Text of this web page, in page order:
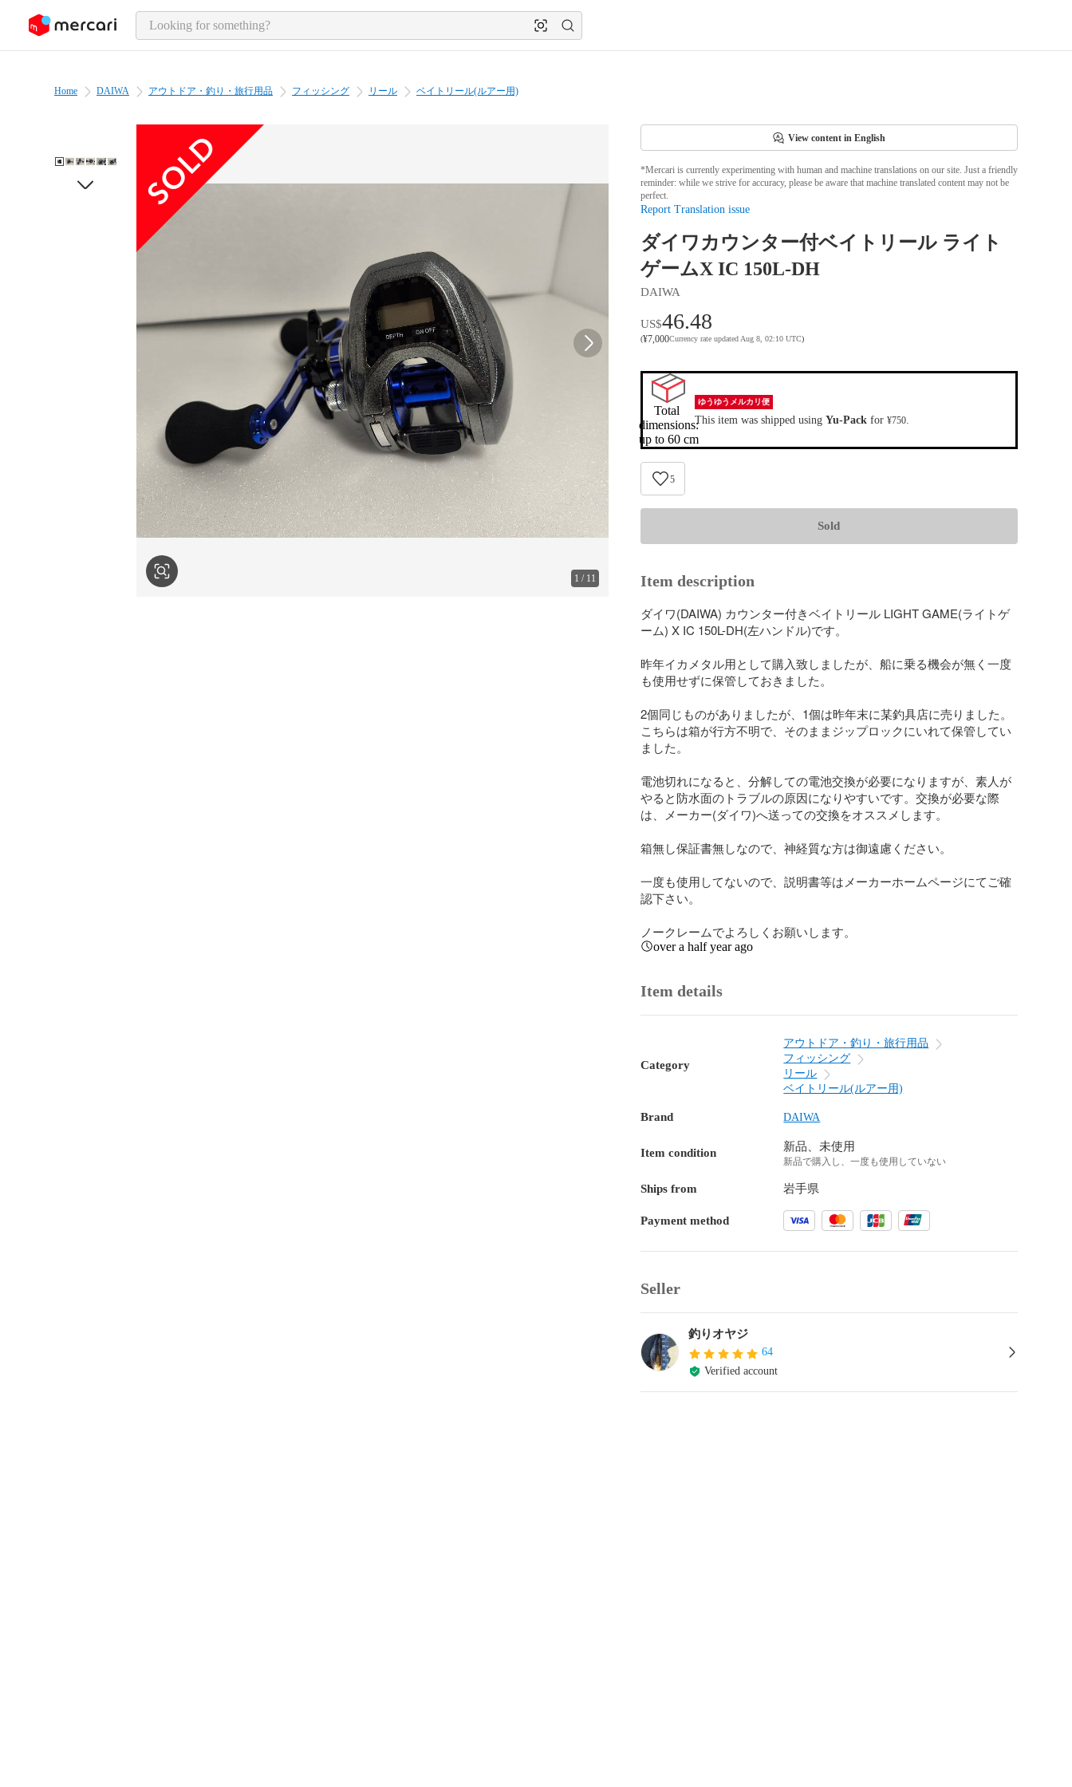
page content
Home DAIWA アウトドア・釣り・旅行用品 フィッシング リール ベイトリール(ルアー用)
1 / 11
View content in English
*Mercari is currently experimenting with human and machine translations on our site. Just a friendly
reminder: while we strive for accuracy, please be aware that machine translated content may not be
perfect.
Report Translation issue
ダイワカウンター付ベイトリール ライト
ゲームX IC 150L-DH
DAIWA
US$46.48
(¥7,000Currency rate updated Aug 8, 02:10 UTC)
Total
dimensions:
up to 60 cm
ゆうゆうメルカリ便
This item was shipped using Yu-Packfor ¥750.
5
Sold
Item description
ダイワ(DAIWA) カウンター付きベイトリール LIGHT GAME(ライトゲ
ーム) X IC 150L-DH(左ハンドル)です。
昨年イカメタル用として購入致しましたが、船に乗る機会が無く一度
も使用せずに保管しておきました。
2個同じものがありましたが、1個は昨年末に某釣具店に売りました。
こちらは箱が行方不明で、そのままジップロックにいれて保管してい
ました。
電池切れになると、分解しての電池交換が必要になりますが、素人が
やると防水面のトラブルの原因になりやすいです。交換が必要な際
は、メーカー(ダイワ)へ送っての交換をオススメします。
箱無し保証書無しなので、神経質な方は御遠慮ください。
一度も使用してないので、説明書等はメーカーホームページにてご確
認下さい。
ノークレームでよろしくお願いします。
over a half year ago
Item details
Category
アウトドア・釣り・旅行用品
フィッシング
リール
ベイトリール(ルアー用)
Brand DAIWA
Item condition 新品、未使用
新品で購入し、一度も使用していない
Ships from 岩手県
Payment method
Seller
釣りオヤジ
64
Verified account